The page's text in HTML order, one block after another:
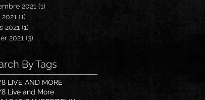
2021 (1)
(1)
2021 (1) 1 post
2021 (3)
By Tags
LIVE AND MORE
Live and More